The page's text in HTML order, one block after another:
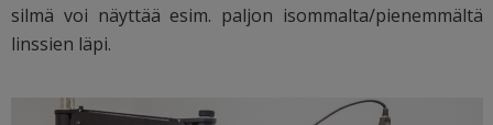
silmä voi näyttää esim. paljon isommalta/pienemmältä
linssien läpi.